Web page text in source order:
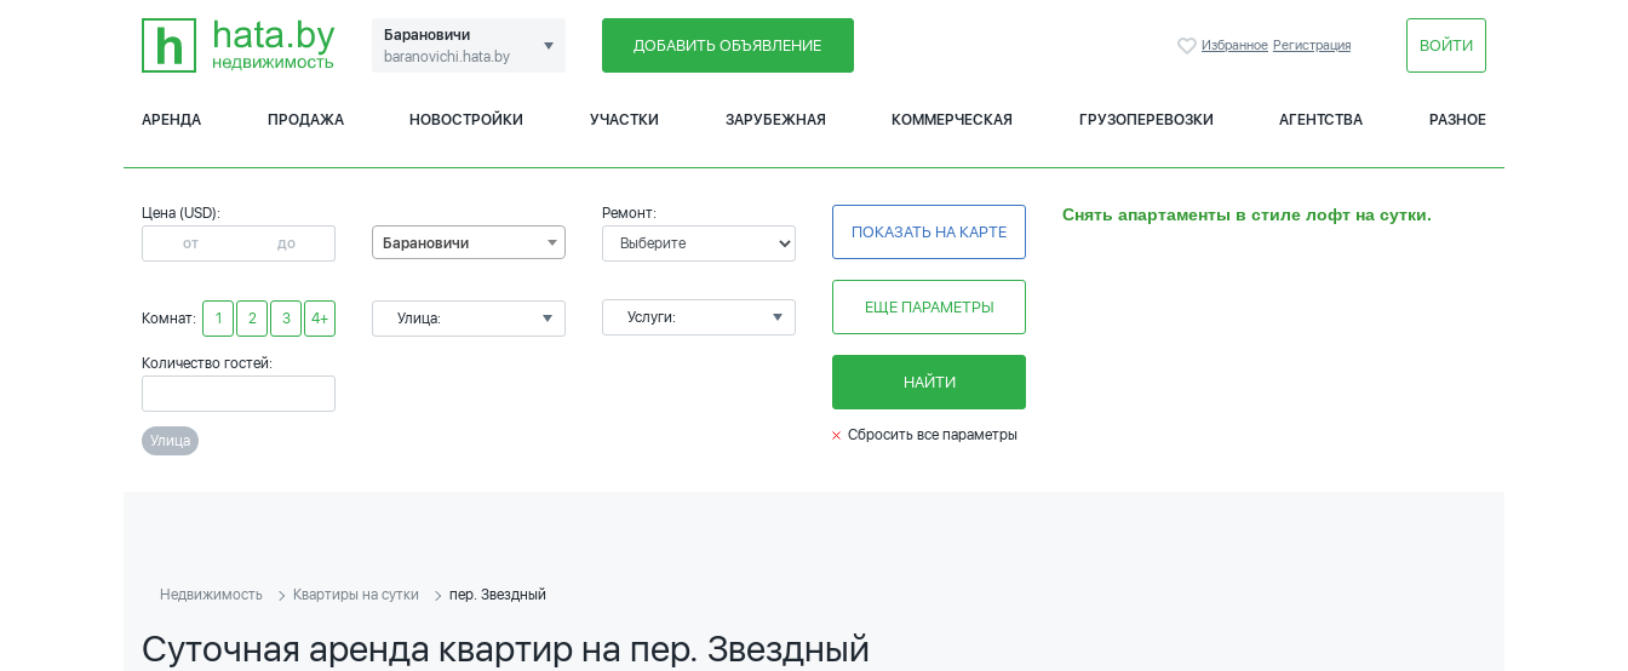
Барановичи
baranovichi.hata.by
ДОБАВИТЬ ОБЪЯВЛЕНИЕ Избранное Регистрация ВОЙТИ
АРЕНДА ПРОДАЖА НОВОСТРОЙКИ УЧАСТКИ ЗАРУБЕЖНАЯ КОММЕРЧЕСКАЯ ГРУЗОПЕРЕВОЗКИ АГЕНТСТВА РАЗНОЕ
Цена (USD):
Комнат: 1 2 3 4+
Количество гостей:
Барановичи
Улица:
Ремонт:
Услуги:
ПОКАЗАТЬ НА КАРТЕ
ЕЩЕ ПАРАМЕТРЫ
НАЙТИ
Снять апартаменты в стиле лофт на сутки.
Улица Сбросить все параметры
Недвижимость Квартиры на сутки пер. Звездный
Суточная аренда квартир на пер. Звездный